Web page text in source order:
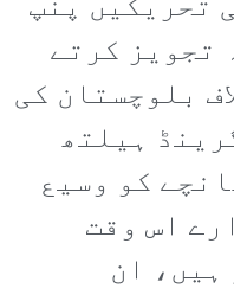
تجویز کرتے
بلوچستان کی
ہیلتھ
کو وسیع
اس وقت
ان